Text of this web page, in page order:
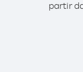
partir